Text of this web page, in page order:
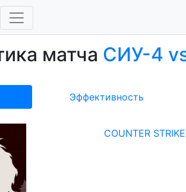
матча СИУ-4
Эффективность
COUNTER